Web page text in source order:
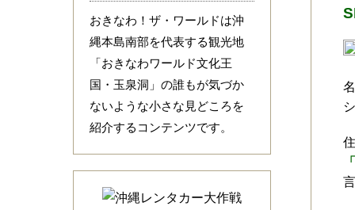
おきなわ！ザ・ワールドは沖
縄本島南部を代表する観光地
「おきなわワールド文化王
国・玉泉洞」の誰もが気づか
ないような小さな見どころを
紹介するコンテンツです。